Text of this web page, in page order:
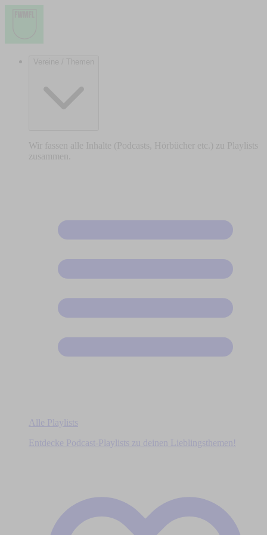
Vereine / Themen
Wir fassen alle Inhalte (Podcasts, Hörbücher etc.) zu Playlists
zusammen.
Alle Playlists
Entdecke Podcast-Playlists zu deinen Lieblingsthemen!